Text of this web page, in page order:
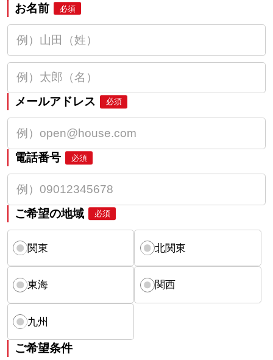
お名前 必須
メールアドレス 必須
電話番号 必須
ご希望の地域 必須
関東 北関東
東海 関西
九州
ご希望条件